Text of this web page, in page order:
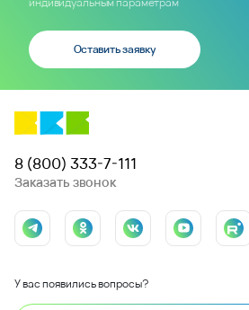
Оставить заявку
8 (800) 333-7-111
Заказать звонок
У вас появились вопросы?